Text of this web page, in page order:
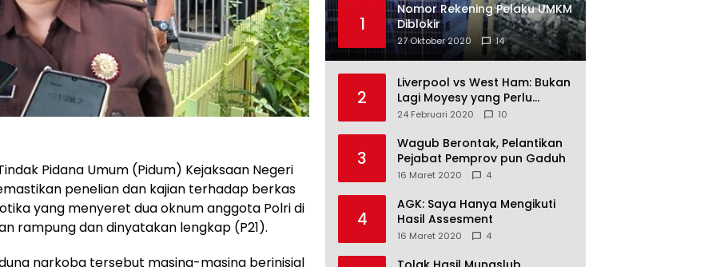
Pidana Umum (Pidum) Kejaksaan Negeri
penelian dan kajian terhadap berkas
yang menyeret dua oknum anggota Polri di
rampung dan dinyatakan lengkap (P21).
narkoba tersebut masing-masing berinisial
1
Nomor Rekening Pelaku UMKM
Diblokir
27 Oktober 2020 14
2
Liverpool vs West Ham: Bukan
Lagi Moyesy yang Perlu
Ditakuti
24 Februari 2020 10
3
Wagub Berontak, Pelantikan
Pejabat Pemprov pun Gaduh
16 Maret 2020 4
4
AGK: Saya Hanya Mengikuti
Hasil Assesment
16 Maret 2020 4